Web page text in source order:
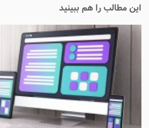
این مطالب را هم ببینید